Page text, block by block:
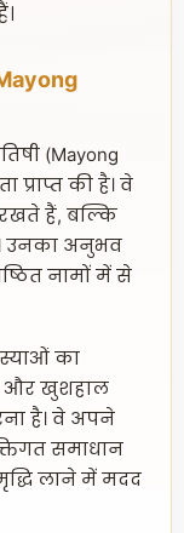
(Mayong
की है। वे
हैं, बल्कि
उनका अनुभव
नामों में से
का
और खुशहाल
है। वे अपने
समाधान
लाने में मदद